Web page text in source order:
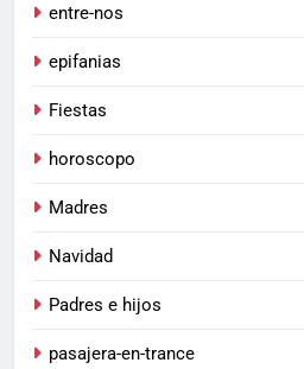
entre-nos
epifanias
Fiestas
horoscopo
Madres
Navidad
Padres e hijos
pasajera-en-trance